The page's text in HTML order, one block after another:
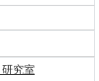
究室